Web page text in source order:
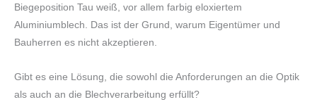
Biegeposition Tau weiß, vor allem farbig eloxiertem
Aluminiumblech. Das ist der Grund, warum Eigentümer und
Bauherren es nicht akzeptieren.
Gibt es eine Lösung, die sowohl die Anforderungen an die Optik
als auch an die Blechverarbeitung erfüllt?